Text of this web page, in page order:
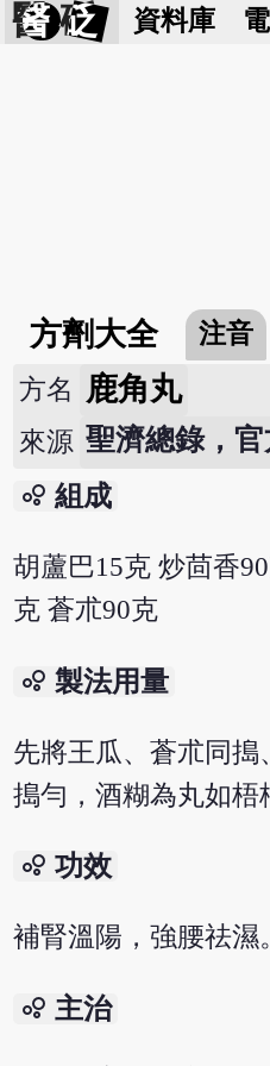
醫 砭 資料庫
方劑大全 注音
方名 鹿角丸
來源 聖濟總錄，官
bubble_chart 組成
胡蘆巴15克 炒茴香
克 蒼朮90克
bubble_chart 製法用量
先將王瓜、蒼朮同
搗勻，酒糊為丸如梧
bubble_chart 功效
補腎溫陽，強腰祛濕
bubble_chart 主治